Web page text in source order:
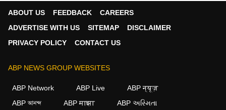
ABOUT US FEEDBACK
CAREERS
ADVERTISE WITH US
SITEMAP
DISCLAIMER
PRIVACY POLICY
CONTACT US
ABP NEWS GROUP WEBSITES
ABP Network ABP Live
ABP न्यूज़
ABP আনন্দ
ABP माझा ABP અસ્મિતા